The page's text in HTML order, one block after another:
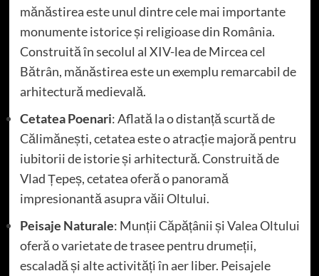
mănăstirea este unul dintre cele mai importante
monumente istorice și religioase din România.
Construită în secolul al XIV-lea de Mircea cel
Bătrân, mănăstirea este un exemplu remarcabil de
arhitectură medievală.
Cetatea Poenari: Aflată la o distanță scurtă de
Călimănești, cetatea este o atracție majoră pentru
iubitorii de istorie și arhitectură. Construită de
Vlad Țepeș, cetatea oferă o panoramă
impresionantă asupra văii Oltului.
Peisaje Naturale: Munții Căpățânii și Valea Oltului
oferă o varietate de trasee pentru drumeții,
escaladă și alte activități în aer liber. Peisajele